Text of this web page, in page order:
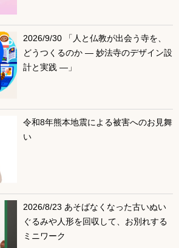
2026/9/30 「人と仏教が出会う寺を、
どうつくるのか ― 妙法寺のデザイン設
計と実践 ―」
令和8年熊本地震による被害へのお見舞
い
2026/8/23 あそばなくなった古いぬい
ぐるみや人形を回収して、お別れする
ミニワーク